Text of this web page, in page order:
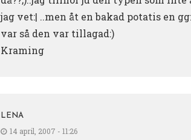
jag vet:| ..men åt en bakad potatis en
var så den var tillagad:)
Kraming
LENA
14 april, 2007 - 11:26